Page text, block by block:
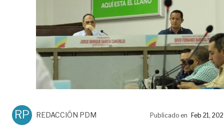
RP REDACCIÓN PDM Publicado en Feb 21,